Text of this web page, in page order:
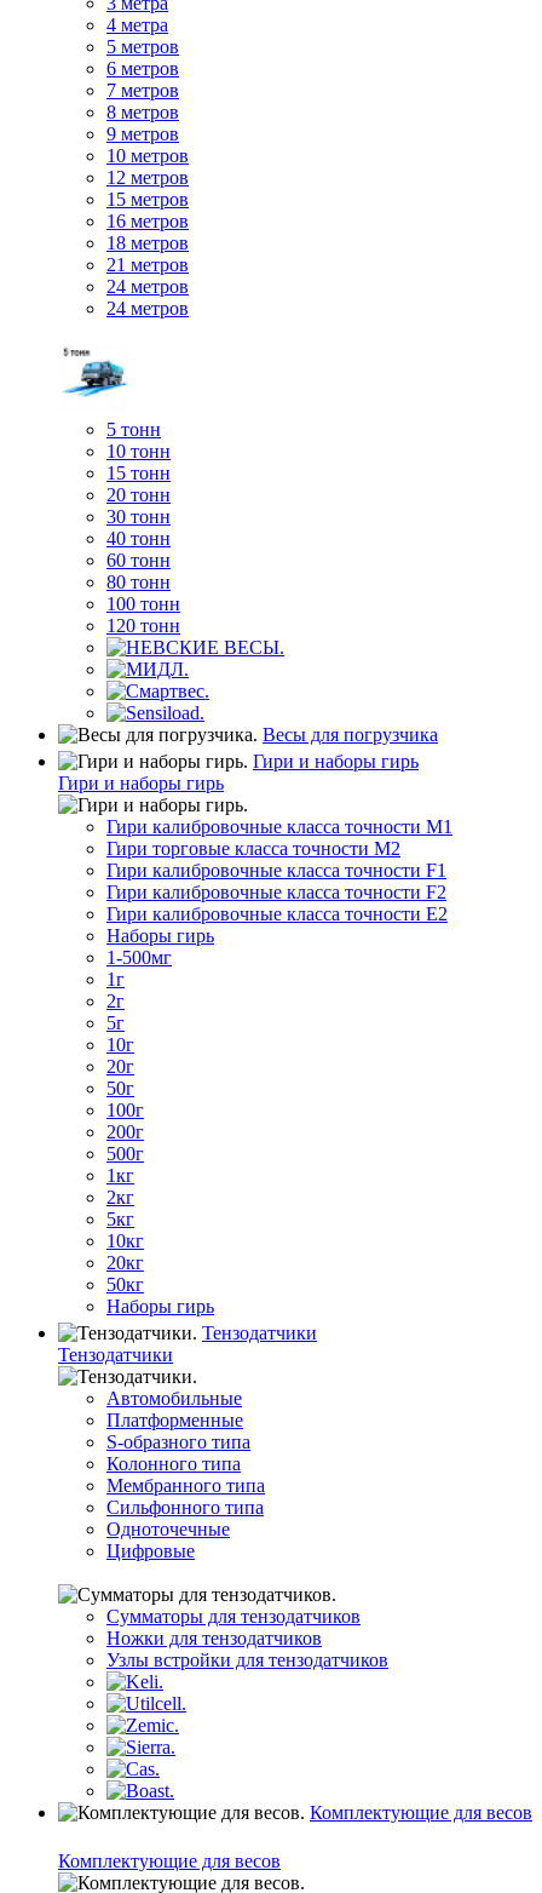
4 метра
5 метров
6 метров
7 метров
8 метров
9 метров
10 метров
12 метров
15 метров
16 метров
18 метров
21 метров
24 метров
24 метров
5 тонн
10 тонн
15 тонн
20 тонн
30 тонн
40 тонн
60 тонн
80 тонн
100 тонн
120 тонн
Весы для погрузчика
Гири и наборы гирь
Гири и наборы гирь
Гири калибровочные класса точности M1
Гири торговые класса точности M2
Гири калибровочные класса точности F1
Гири калибровочные класса точности F2
Гири калибровочные класса точности E2
Наборы гирь
1-500мг
1г
2г
5г
10г
20г
50г
100г
200г
500г
1кг
2кг
5кг
10кг
20кг
50кг
Наборы гирь
Тензодатчики
Тензодатчики
Автомобильные
Платформенные
S-образного типа
Колонного типа
Мембранного типа
Сильфонного типа
Одноточечные
Цифровые
Сумматоры для тензодатчиков
Ножки для тензодатчиков
Узлы встройки для тензодатчиков
Комплектующие для весов
Комплектующие для весов